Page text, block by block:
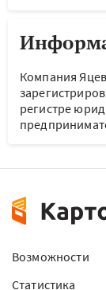
Компания
регистре
Возможности
Статистика